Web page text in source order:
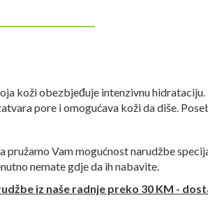
koži obezbjeđuje intenzivnu hidrataciju.
pore i omogućava koži da diše.
pružamo Vam mogućnost narudžbe
nemate gdje da ih nabavite.
iz naše radnje preko 30 KM -